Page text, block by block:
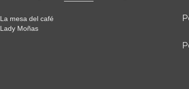
La mesa del café
Lady Moñas